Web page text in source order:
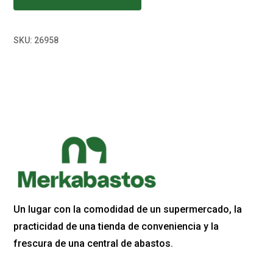
SKU: 26958
Un lugar con la comodidad de un supermercado, la
practicidad de una tienda de conveniencia y la
frescura de una central de abastos.